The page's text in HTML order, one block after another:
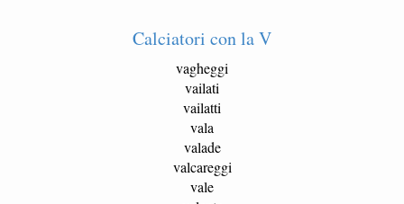
Calciatori con la V
vagheggi
vailati
vailatti
vala
valade
valcareggi
vale